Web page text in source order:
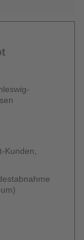
Kunden,